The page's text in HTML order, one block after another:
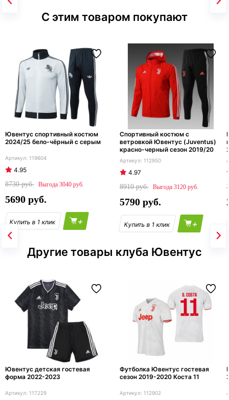
С этим товаром покупают
Ювентус спортивный костюм
2024/25 бело-чёрный с серым
119604
4.95
8730
3040
5690
+
Cпортивный костюм с
ветровкой Ювентус (Juventus)
красно-черный сезон 2019/20
112950
4.97
8910
3120
5790
+
Другие товары клуба Ювентус
Ювентус детская гостевая
форма 2022-2023
117229
Футболка Ювентус гостевая
сезон 2019-2020 Коста 11
112902